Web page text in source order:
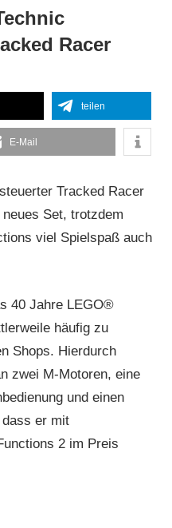
Racer
teilen
E-Mail
Tracked Racer
Set, trotzdem
viel Spielspaß auch
40 Jahre LEGO®
häufig zu
Shops. Hierdurch
zwei M-Motoren, eine
und einen
er mit
2 im Preis